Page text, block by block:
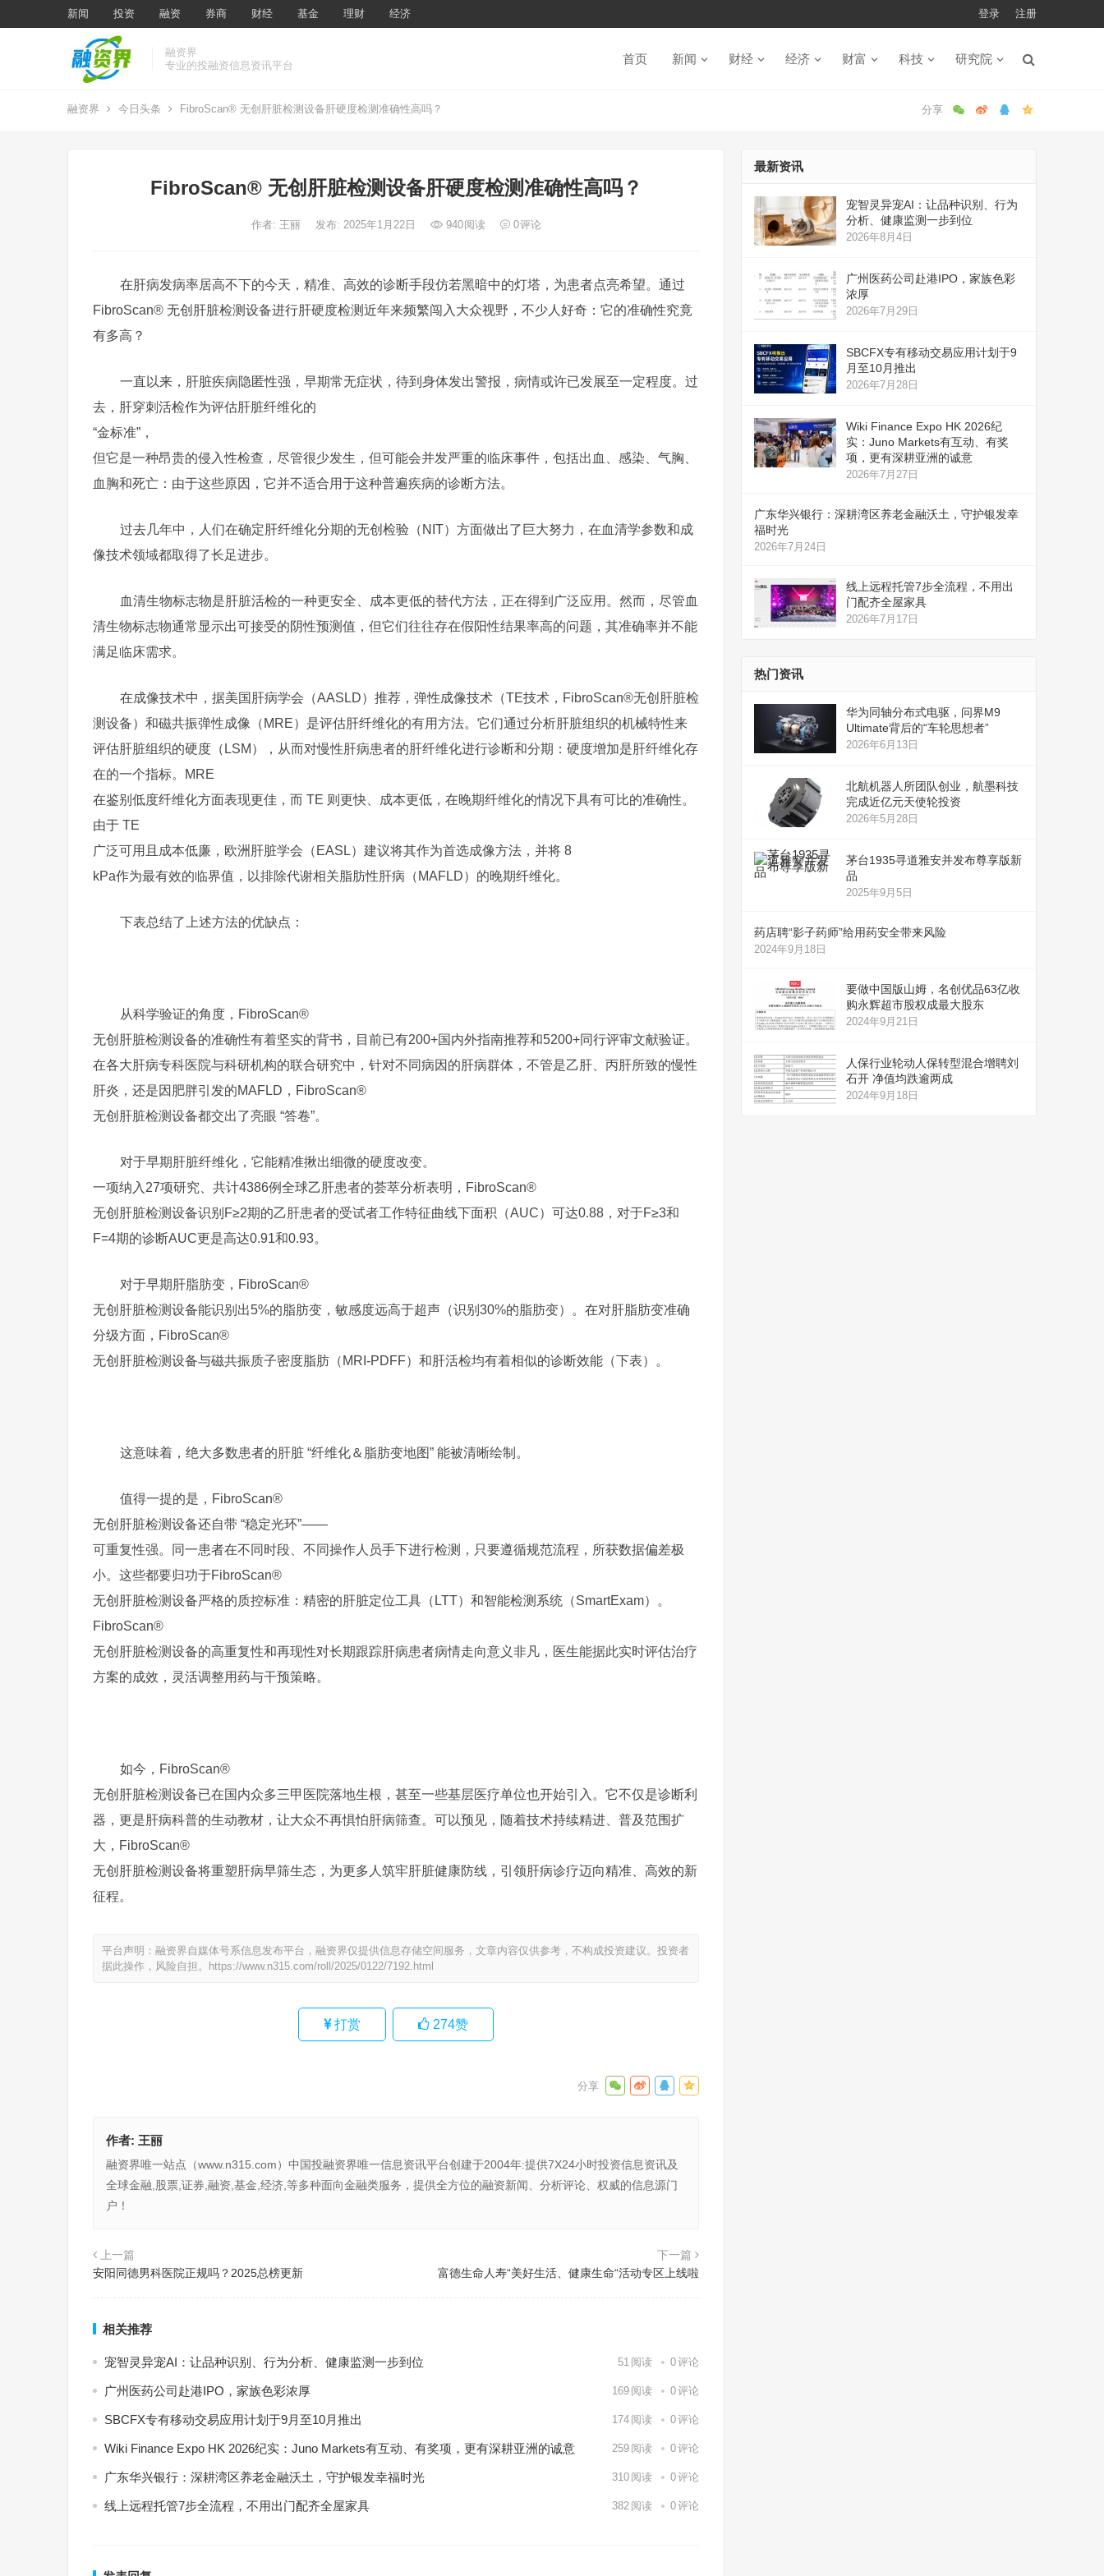
新闻 投资 融资 券商 财经 基金 理财 经济 登录 注册
融资界
专业的投融资信息资讯平台
首页 新闻 财经 经济 财富 科技 研究院
融资界 今日头条 FibroScan® 无创肝脏检测设备肝硬度检测准确性高吗？
FibroScan® 无创肝脏检测设备肝硬度检测准确性高吗？
作者: 王丽 发布: 2025年1月22日 940阅读 0评论
在肝病发病率居高不下的今天，精准、高效的诊断手段仿若黑暗中的灯塔，为患者点亮希望。通过
FibroScan® 无创肝脏检测设备进行肝硬度检测近年来频繁闯入大众视野，不少人好奇：它的准确性究竟
有多高？
一直以来，肝脏疾病隐匿性强，早期常无症状，待到身体发出警报，病情或许已发展至一定程度。过
去，肝穿刺活检作为评估肝脏纤维化的
“金标准”，
但它是一种昂贵的侵入性检查，尽管很少发生，但可能会并发严重的临床事件，包括出血、感染、气胸、
血胸和死亡：由于这些原因，它并不适合用于这种普遍疾病的诊断方法。
过去几年中，人们在确定肝纤维化分期的无创检验（NIT）方面做出了巨大努力，在血清学参数和成
像技术领域都取得了长足进步。
血清生物标志物是肝脏活检的一种更安全、成本更低的替代方法，正在得到广泛应用。然而，尽管血
清生物标志物通常显示出可接受的阴性预测值，但它们往往存在假阳性结果率高的问题，其准确率并不能
满足临床需求。
在成像技术中，据美国肝病学会（AASLD）推荐，弹性成像技术（TE技术，FibroScan®无创肝脏检
测设备）和磁共振弹性成像（MRE）是评估肝纤维化的有用方法。它们通过分析肝脏组织的机械特性来
评估肝脏组织的硬度（LSM），从而对慢性肝病患者的肝纤维化进行诊断和分期：硬度增加是肝纤维化存
在的一个指标。MRE
在鉴别低度纤维化方面表现更佳，而 TE 则更快、成本更低，在晚期纤维化的情况下具有可比的准确性。
由于 TE
广泛可用且成本低廉，欧洲肝脏学会（EASL）建议将其作为首选成像方法，并将 8
kPa作为最有效的临界值，以排除代谢相关脂肪性肝病（MAFLD）的晚期纤维化。
下表总结了上述方法的优缺点：
从科学验证的角度，FibroScan®
无创肝脏检测设备的准确性有着坚实的背书，目前已有200+国内外指南推荐和5200+同行评审文献验证。
在各大肝病专科医院与科研机构的联合研究中，针对不同病因的肝病群体，不管是乙肝、丙肝所致的慢性
肝炎，还是因肥胖引发的MAFLD，FibroScan®
无创肝脏检测设备都交出了亮眼 “答卷”。
对于早期肝脏纤维化，它能精准揪出细微的硬度改变。
一项纳入27项研究、共计4386例全球乙肝患者的荟萃分析表明，FibroScan®
无创肝脏检测设备识别F≥2期的乙肝患者的受试者工作特征曲线下面积（AUC）可达0.88，对于F≥3和
F=4期的诊断AUC更是高达0.91和0.93。
对于早期肝脂肪变，FibroScan®
无创肝脏检测设备能识别出5%的脂肪变，敏感度远高于超声（识别30%的脂肪变）。在对肝脂肪变准确
分级方面，FibroScan®
无创肝脏检测设备与磁共振质子密度脂肪（MRI-PDFF）和肝活检均有着相似的诊断效能（下表）。
这意味着，绝大多数患者的肝脏 “纤维化＆脂肪变地图” 能被清晰绘制。
值得一提的是，FibroScan®
无创肝脏检测设备还自带 “稳定光环”——
可重复性强。同一患者在不同时段、不同操作人员手下进行检测，只要遵循规范流程，所获数据偏差极
小。这些都要归功于FibroScan®
无创肝脏检测设备严格的质控标准：精密的肝脏定位工具（LTT）和智能检测系统（SmartExam）。
FibroScan®
无创肝脏检测设备的高重复性和再现性对长期跟踪肝病患者病情走向意义非凡，医生能据此实时评估治疗
方案的成效，灵活调整用药与干预策略。
如今，FibroScan®
无创肝脏检测设备已在国内众多三甲医院落地生根，甚至一些基层医疗单位也开始引入。它不仅是诊断利
器，更是肝病科普的生动教材，让大众不再惧怕肝病筛查。可以预见，随着技术持续精进、普及范围扩
大，FibroScan®
无创肝脏检测设备将重塑肝病早筛生态，为更多人筑牢肝脏健康防线，引领肝病诊疗迈向精准、高效的新
征程。
平台声明：融资界自媒体号系信息发布平台，融资界仅提供信息存储空间服务，文章内容仅供参考，不构成投资建议。投资者
据此操作，风险自担。
https://www.n315.com/roll/2025/0122/7192.html
打赏 274赞
作者: 王丽
融资界唯一站点（www.n315.com）中国投融资界唯一信息资讯平台创建于2004年:提供7X24小时投资信息资讯及
全球金融,股票,证券,融资,基金,经济,等多种面向金融类服务，提供全方位的融资新闻、分析评论、权威的信息源门
户！
上一篇
安阳同德男科医院正规吗？2025总榜更新
下一篇
富德生命人寿“美好生活、健康生命“活动专区上线啦
相关推荐
宠智灵异宠AI：让品种识别、行为分析、健康监测一步到位 51 阅读 0评论
广州医药公司赴港IPO，家族色彩浓厚 169 阅读 0评论
SBCFX专有移动交易应用计划于9月至10月推出 174 阅读 0评论
Wiki Finance Expo HK 2026纪实：Juno Markets有互动、有奖项，更有深耕亚洲的诚意 259 阅读 0评论
广东华兴银行：深耕湾区养老金融沃土，守护银发幸福时光 310 阅读 0评论
线上远程托管7步全流程，不用出门配齐全屋家具 382 阅读 0评论
最新资讯
宠智灵异宠AI：让品种识别、行为
分析、健康监测一步到位
2026年8月4日
广州医药公司赴港IPO，家族色彩
浓厚
2026年7月29日
SBCFX专有移动交易应用计划于9
月至10月推出
2026年7月28日
Wiki Finance Expo HK 2026纪
实：Juno Markets有互动、有奖
项，更有深耕亚洲的诚意
2026年7月27日
广东华兴银行：深耕湾区养老金融沃土，守护银发幸
福时光
2026年7月24日
线上远程托管7步全流程，不用出
门配齐全屋家具
2026年7月17日
热门资讯
华为同轴分布式电驱，问界M9
Ultimate背后的“车轮思想者”
2026年6月13日
北航机器人所团队创业，航墨科技
完成近亿元天使轮投资
2026年5月28日
茅台1935寻道雅安并发布尊享版新
品
2025年9月5日
药店聘“影子药师”给用药安全带来风险
2024年9月18日
要做中国版山姆，名创优品63亿收
购永辉超市股权成最大股东
2024年9月21日
人保行业轮动人保转型混合增聘刘
石开 净值均跌逾两成
2024年9月18日